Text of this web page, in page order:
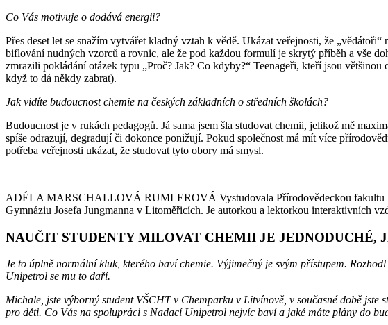
Co Vás motivuje o dodává energii?
Přes deset let se snažím vytvářet kladný vztah k vědě. Ukázat veřejnosti, že
biflování nudných vzorců a rovnic, ale že pod každou formulí je skrytý příběh a vše
zmrazili pokládání otázek typu „Proč? Jak? Co kdyby?“ Teenageři, kteří jsou
když to dá někdy zabrat).
Jak vidíte budoucnost chemie na českých základních o středních školách?
Budoucnost je v rukách pedagogů. Já sama jsem šla studovat chemii, jelikož mě
spíše odrazují, degradují či dokonce ponižují. Pokud společnost má mít více
potřeba veřejnosti ukázat, že studovat tyto obory má smysl.
ADÉLA MARSCHALLOVÁ RUMLEROVÁ Vystudovala Přírodovědeckou fakultu
Gymnáziu Josefa Jungmanna v Litoměřicích. Je autorkou a lektorkou interaktivních
NAUČIT STUDENTY MILOVAT CHEMII JE JEDNODUCHÉ,
Je to úplně normální kluk, kterého baví chemie. Výjimečný je svým přístupem.
Unipetrol se mu to daří.
Michale, jste výborný student VŠCHT v Chemparku v Litvínově, v současné době
pro děti. Co Vás na spolupráci s Nadací Unipetrol nejvíc baví a jaké máte plány do